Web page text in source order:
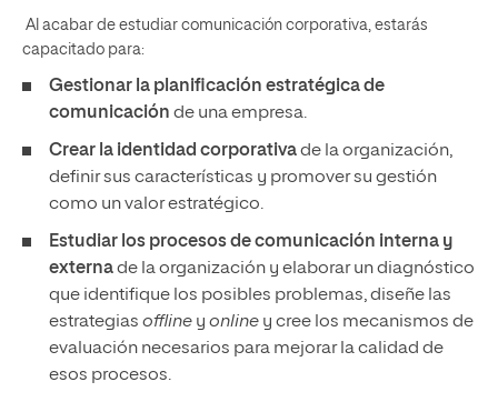
Al acabar de estudiar comunicación corporativa, estarás
capacitado para:
Gestionar la planificación estratégica de
comunicación de una empresa.
Crear la identidad corporativade la organización,
definir sus características y promover su gestión
como un valor estratégico.
Estudiar los procesos de comunicación interna y
externade la organización y elaborar un diagnóstico
que identifique los posibles problemas, diseñe las
estrategias offline y online y cree los mecanismos de
evaluación necesarios para mejorar la calidad de
esos procesos.